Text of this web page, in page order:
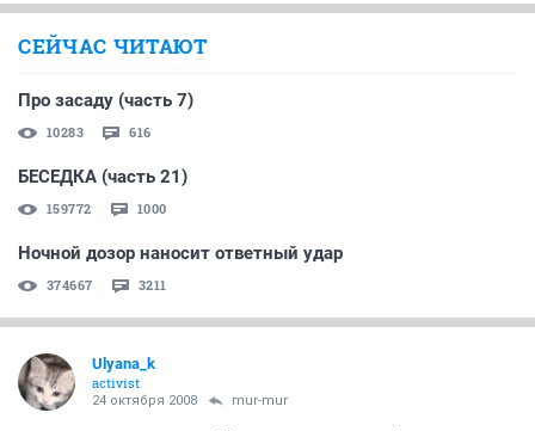
СЕЙЧАС ЧИТАЮТ
Про засаду (часть 7)
10283 616
БЕСЕДКА (часть 21)
159772 1000
Ночной дозор наносит ответный удар
374667 3211
Ulyana_k
activist
24 октября 2008 mur-mur